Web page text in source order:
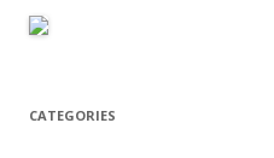
:
CATEGORIES